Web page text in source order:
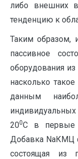
либо внешних
тенденцию к
Таким образом,
пассивное
оборудования
насколько
данным
200С в первые
Добавка NaКМЦ
состоящая из